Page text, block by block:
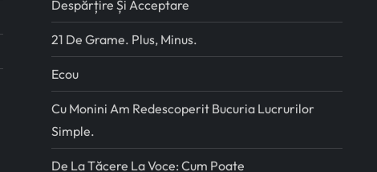
Despărțire Și Acceptare
21 De Grame. Plus, Minus.
Ecou
Cu Monini Am Redescoperit Bucuria Lucrurilor
Simple.
De La Tăcere La Voce: Cum Poate